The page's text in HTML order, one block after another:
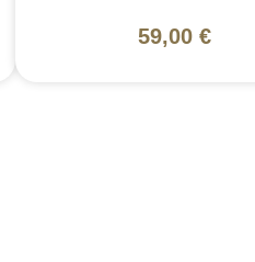
59,00 €